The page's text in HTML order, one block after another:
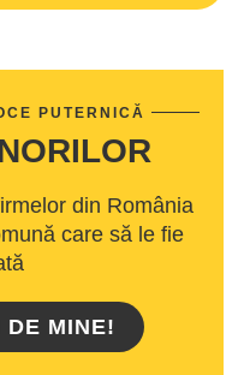
PUTERNICĂ
din România
care să le fie
DE MINE!